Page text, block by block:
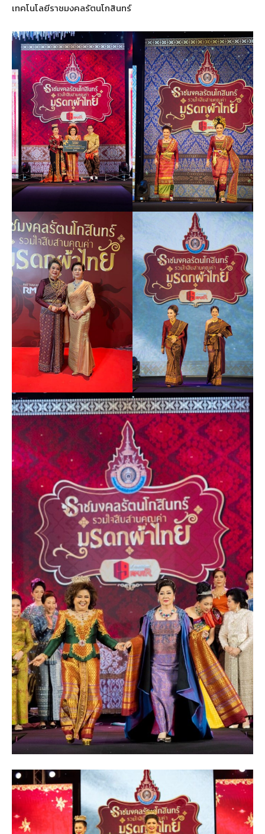
เทคโนโลยีราชมงคลรัตนโกสินทร์